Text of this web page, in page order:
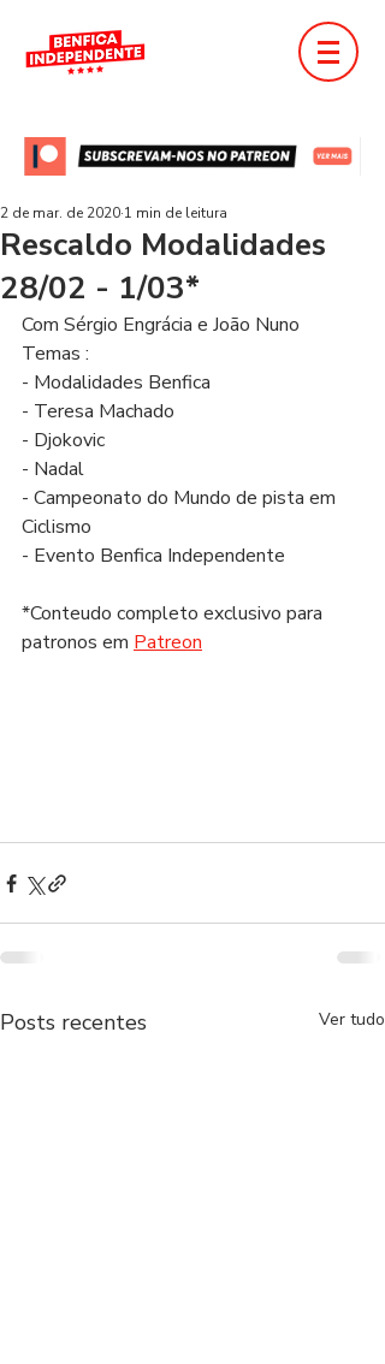
Rescaldo Modalidades
28/02 - 1/03*
2 de mar. de 2020 1 min de leitura
Com Sérgio Engrácia e João Nuno
Temas :
- Modalidades Benfica
- Teresa Machado
- Djokovic
- Nadal
- Campeonato do Mundo de pista em
Ciclismo
- Evento Benfica Independente
*Conteudo completo exclusivo para
patronos em Patreon
Posts recentes Ver tudo